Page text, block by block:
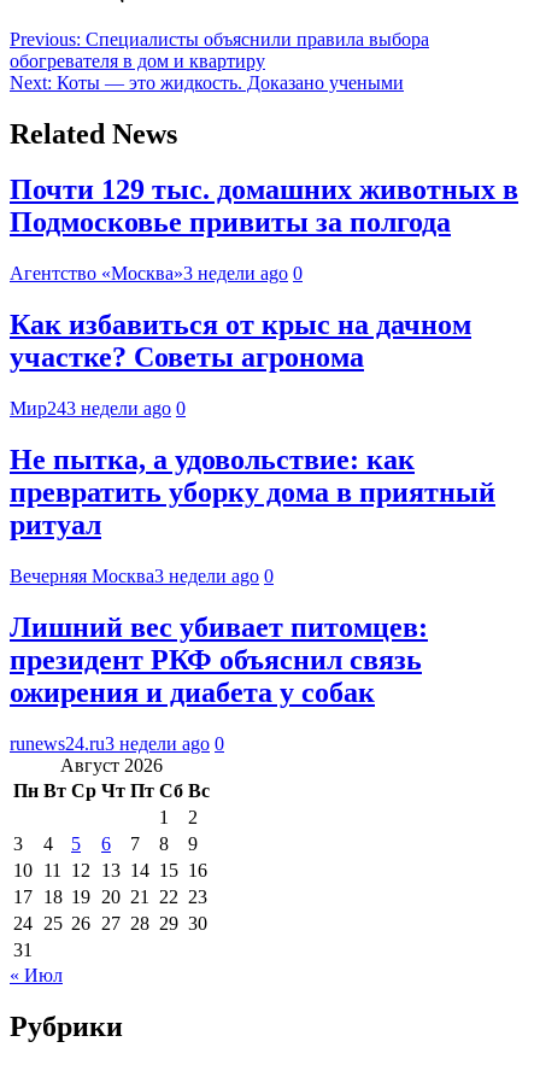
Previous: Специалисты объяснили правила выбора
обогревателя в дом и квартиру
Next: Коты — это жидкость. Доказано учеными
Related News
Почти 129 тыс. домашних животных в
Подмосковье привиты за полгода
Агентство «Москва»3 недели ago 0
Как избавиться от крыс на дачном
участке? Советы агронома
Мир243 недели ago 0
Не пытка, а удовольствие: как
превратить уборку дома в приятный
ритуал
Вечерняя Москва3 недели ago 0
Лишний вес убивает питомцев:
президент РКФ объяснил связь
ожирения и диабета у собак
runews24.ru3 недели ago 0
Август 2026
Пн Вт Ср Чт Пт Сб Вс
1
2
3
4 5 6 7 8
9
10 11 12 13 14 15 16
17 18 19 20 21 22 23
24 25 26 27 28 29 30
31
« Июл
Рубрики